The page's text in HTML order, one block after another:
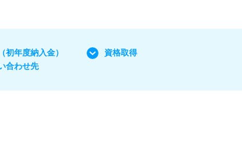
（初年度納入金）
資格取得
合わせ先